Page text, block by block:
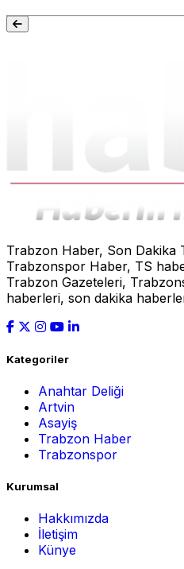
Trabzon Haber, Son Dakika
Trabzonspor Haber, TS
Trabzon Gazeteleri,
haberleri, son dakika
Kategoriler
Anahtar Deliği
Artvin
Asayiş
Trabzon Haber
Trabzonspor
Kurumsal
Hakkımızda
İletişim
Künye